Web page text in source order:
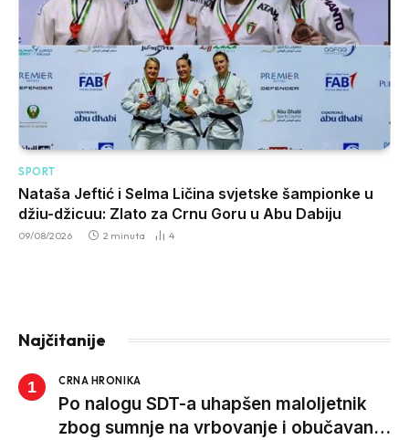
SPORT
Nataša Jeftić i Selma Ličina svjetske šampionke u
džiu-džicuu: Zlato za Crnu Goru u Abu Dabiju
09/08/2026 2 minuta 4
Najčitanije
CRNA HRONIKA
Po nalogu SDT-a uhapšen maloljetnik
zbog sumnje na vrbovanje i obučavanje